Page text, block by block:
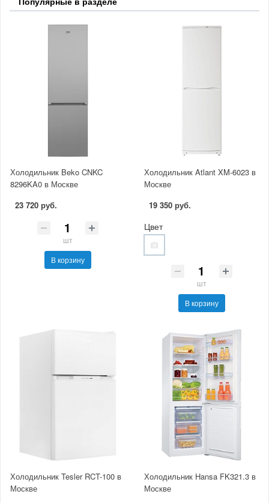
Холодильник Beko CNKC
8296KA0 в Москве
23 720 руб.
шт
В корзину
Холодильник Atlant XM-6023 в
Москве
19 350 руб.
Цвет
шт
В корзину
Холодильник Tesler RCT-100 в
Москве
Холодильник Hansa FK321.3 в
Москве